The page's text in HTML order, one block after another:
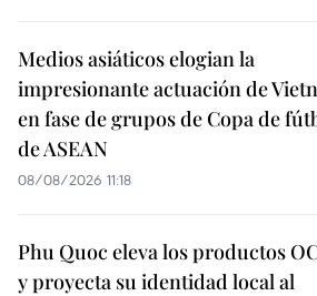
Medios asiáticos elogian la
impresionante actuación de
en fase de grupos de Copa de
de ASEAN
08/08/2026 11:18
Phu Quoc eleva los productos
y proyecta su identidad local al